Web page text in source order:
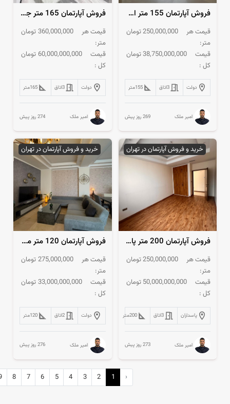
فروش آپارتمان 155 متر اختیاریه کلید نخورده
قیمت هر
متر:
250,000,000تومان
قیمت
کل :
38,750,000,000تومان
دولت 3اتاق 155متر
امیر ملک 269 روز پیش
فروش آپارتمان 165 متر جهانتاب کلید نخورده
قیمت هر
متر:
360,000,000 تومان
قیمت
کل :
60,000,000,000 تومان
دولت 3اتاق 165متر
امیر ملک 274 روز پیش
خرید و فروش آپارتمان در تهران
فروش آپارتمان 200 متر پاسداران نورگیر آکواریوم تکواحدی
قیمت هر
متر:
250,000,000تومان
قیمت
کل :
50,000,000,000 تومان
پاسداران 3اتاق 200متر
امیر ملک 273 روز پیش
خرید و فروش آپارتمان در تهران
فروش آپارتمان 120 متر منظریه ویو شمال تهران
قیمت هر
متر:
275,000,000 تومان
قیمت
کل :
33,000,000,000 تومان
دولت 2اتاق 120متر
امیر ملک 276 روز پیش
‹
1
2
3
4
5
6
7
8